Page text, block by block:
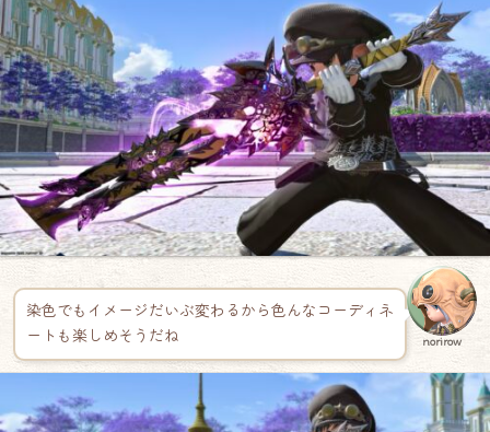
染色でもイメージだいぶ変わるから色んなコーディネ
ートも楽しめそうだね
norirow